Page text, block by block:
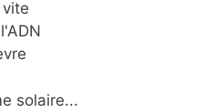
solaire...